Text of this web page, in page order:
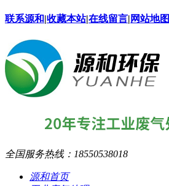
联系源和|收藏本站|在线留言| 网站地图
全国服务热线： 18550538018
源和首页